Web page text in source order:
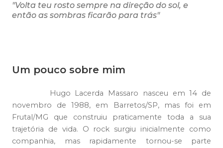
"Volta teu rosto sempre na direção do sol, e
então as sombras ficarão para trás"
Um pouco sobre mim
Hugo Lacerda Massaro nasceu em 14 de
novembro de 1988, em
Barretos/SP, mas foi em
Frutal/MG que construiu praticamente toda a sua
trajetória de vida. O rock surgiu inicialmente como
companhia, mas rapidamente tornou-se parte